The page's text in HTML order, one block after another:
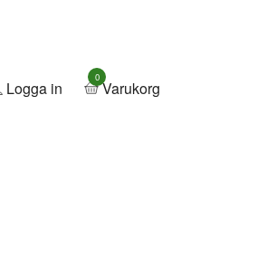
Logga in
0
Varukorg